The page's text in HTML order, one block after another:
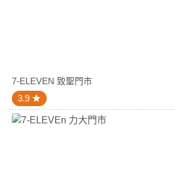
7-ELEVEN 致聖門市
3.9